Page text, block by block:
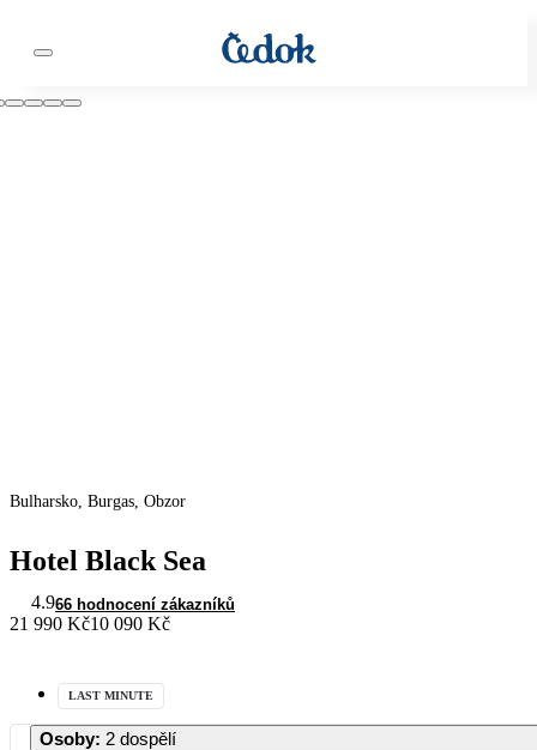
Bulharsko, Burgas, Obzor
Hotel Black Sea
4.966 hodnocení zákazníků
21 990 Kč10 090 Kč
LAST MINUTE
Osoby: 2 dospělí